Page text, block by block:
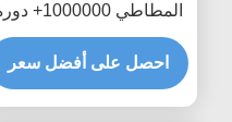
المطاطي 1000000+ دورة
التعب المثبط التحديثي
للمعدات القديمة
احصل على أفضل سعر